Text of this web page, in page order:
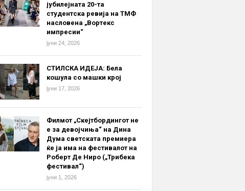
јубилејната 20-та
студентска ревија на ТМФ
насловена „Вортекс
импресии“
јуни 24, 2026
СТИЛСКА ИДЕЈА: Бела
кошула со машки крој
јуни 17, 2026
Филмот „Скејтбордингот не
е за девојчиња“ на Дина
Дума светската премиера
ќе ја има на фестивалот на
Роберт Де Ниро („Трибека
фестивал“)
јуни 1, 2026